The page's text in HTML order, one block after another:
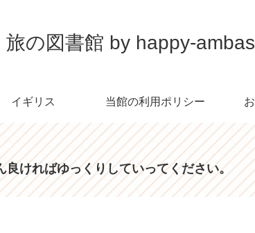
旅の図書館 by happy-
イギリス 当館の利用ポリシー
ければゆっくりしていってください。